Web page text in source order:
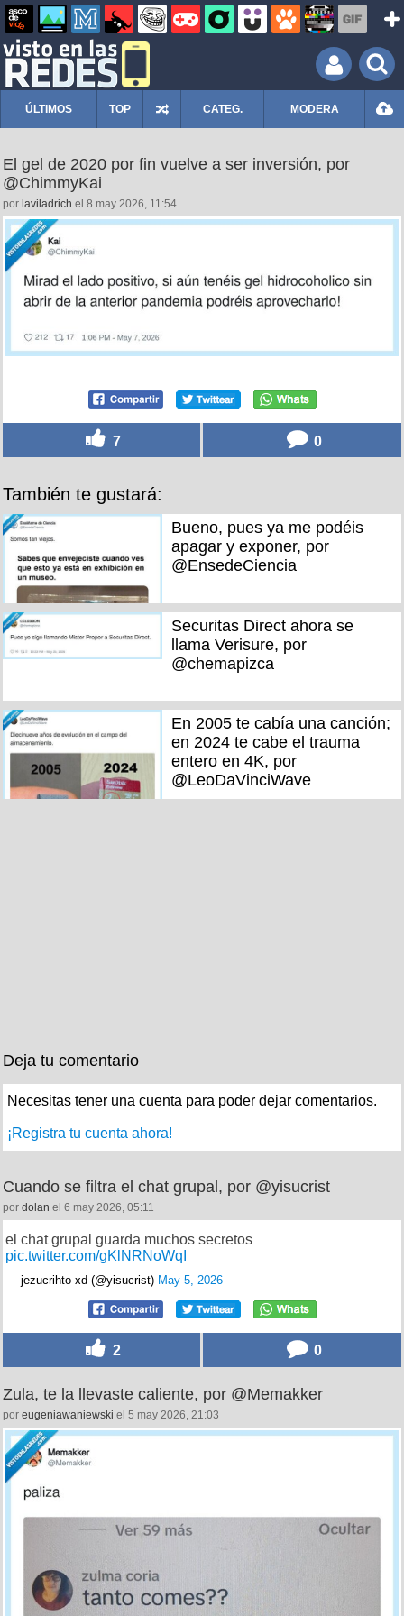
ÚLTIMOS TOP CATEG. MODERA
El gel de 2020 por fin vuelve a ser inversión, por
@ChimmyKai
por laviladrich el 8 may 2026, 11:54
7 0
También te gustará:
Bueno, pues ya me podéis
apagar y exponer, por
@EnsedeCiencia
Securitas Direct ahora se
llama Verisure, por
@chemapizca
En 2005 te cabía una canción;
en 2024 te cabe el trauma
entero en 4K, por
@LeoDaVinciWave
Deja tu comentario
Necesitas tener una cuenta para poder dejar comentarios.
¡Registra tu cuenta ahora!
Cuando se filtra el chat grupal, por @yisucrist
por dolan el 6 may 2026, 05:11
el chat grupal guarda muchos secretos
pic.twitter.com/gKlNRNoWqI
— jezucrihto xd (@yisucrist) May 5, 2026
2 0
Zula, te la llevaste caliente, por @Memakker
por eugeniawaniewski el 5 may 2026, 21:03